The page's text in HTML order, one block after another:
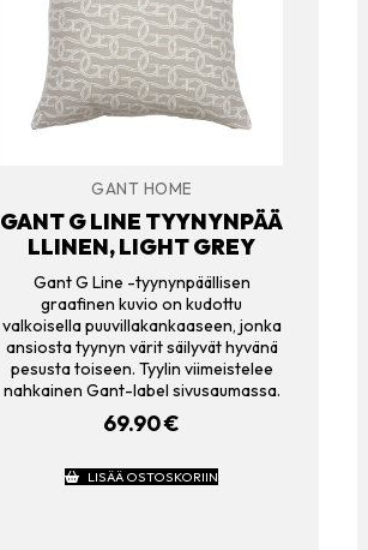
GANT HOME
GANT G LINE TYYNYNPÄÄ
LLINEN, LIGHT GREY
Gant G Line -tyynynpäällisen
graafinen kuvio on kudottu
valkoisella puuvillakankaaseen, jonka
ansiosta tyynyn värit säilyvät hyvänä
pesusta toiseen. Tyylin viimeistelee
nahkainen Gant-label sivusaumassa.
69.90€
LISÄÄ OSTOSKORIIN